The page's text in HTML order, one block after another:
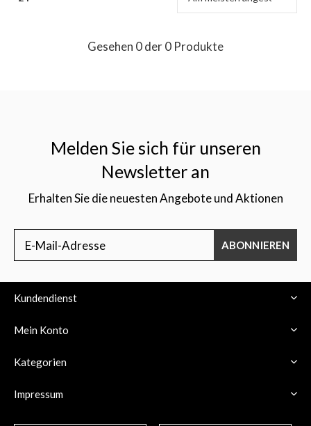
Gesehen 0 der 0 Produkte
Melden Sie sich für unseren
Newsletter an
Erhalten Sie die neuesten Angebote und Aktionen
ABONNIEREN
Kundendienst
Mein Konto
Kategorien
Impressum